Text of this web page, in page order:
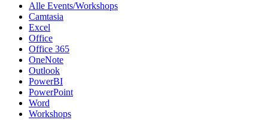
Alle Events/Workshops
Camtasia
Excel
Office
Office 365
OneNote
Outlook
PowerBI
PowerPoint
Word
Workshops